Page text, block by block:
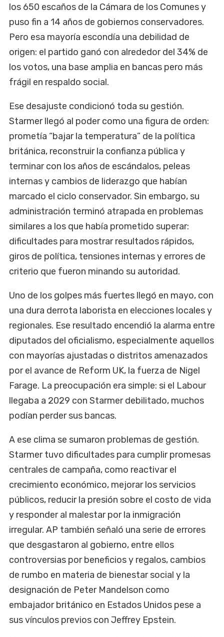
los 650 escaños de la Cámara de los Comunes y
puso fin a 14 años de gobiernos conservadores.
Pero esa mayoría escondía una debilidad de
origen: el partido ganó con alrededor del 34% de
los votos, una base amplia en bancas pero más
frágil en respaldo social.
Ese desajuste condicionó toda su gestión.
Starmer llegó al poder como una figura de orden:
prometía “bajar la temperatura” de la política
británica, reconstruir la confianza pública y
terminar con los años de escándalos, peleas
internas y cambios de liderazgo que habían
marcado el ciclo conservador. Sin embargo, su
administración terminó atrapada en problemas
similares a los que había prometido superar:
dificultades para mostrar resultados rápidos,
giros de política, tensiones internas y errores de
criterio que fueron minando su autoridad.
Uno de los golpes más fuertes llegó en mayo, con
una dura derrota laborista en elecciones locales y
regionales. Ese resultado encendió la alarma entre
diputados del oficialismo, especialmente aquellos
con mayorías ajustadas o distritos amenazados
por el avance de Reform UK, la fuerza de Nigel
Farage. La preocupación era simple: si el Labour
llegaba a 2029 con Starmer debilitado, muchos
podían perder sus bancas.
A ese clima se sumaron problemas de gestión.
Starmer tuvo dificultades para cumplir promesas
centrales de campaña, como reactivar el
crecimiento económico, mejorar los servicios
públicos, reducir la presión sobre el costo de vida
y responder al malestar por la inmigración
irregular. AP también señaló una serie de errores
que desgastaron al gobierno, entre ellos
controversias por beneficios y regalos, cambios
de rumbo en materia de bienestar social y la
designación de Peter Mandelson como
embajador británico en Estados Unidos pese a
sus vínculos previos con Jeffrey Epstein.